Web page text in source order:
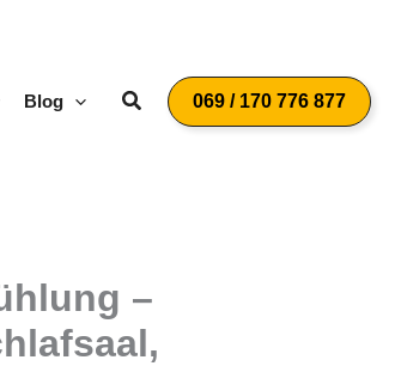
Blog Suchen069 / 170 776 877
–